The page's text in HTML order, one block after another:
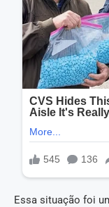
Essa situação foi